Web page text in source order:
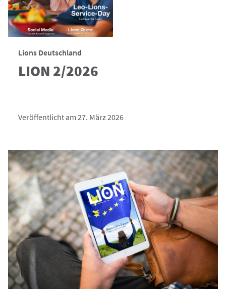
Lions Deutschland
LION 2/2026
Veröffentlicht am 27. März 2026